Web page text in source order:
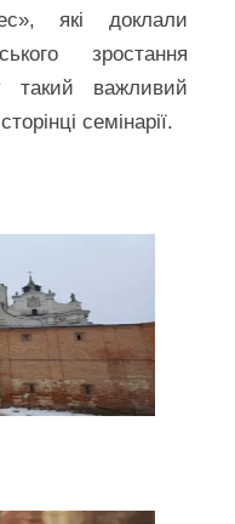
які доклали
зростання
такий важливий
семінарії.